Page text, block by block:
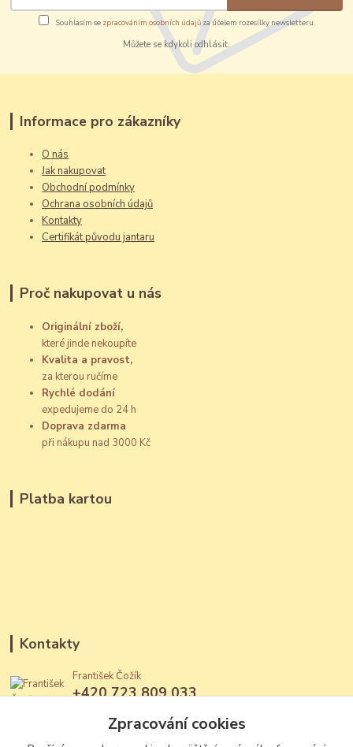
Souhlasím se zpracováním osobních údajůza účelem rozesílky newsletteru.
Můžete se kdykoli odhlásit.
Informace pro zákazníky
O nás
Jak nakupovat
Obchodní podmínky
Ochrana osobních údajů
Kontakty
Certifikát původu jantaru
Proč nakupovat u nás
Originální zboží,
které jinde nekoupíte
Kvalita a pravost,
za kterou ručíme
Rychlé dodání
expedujeme do 24 h
Doprava zdarma
při nákupu nad 3000 Kč
Platba kartou
Kontakty
František Čožík
+420 723 809 033
Zpracování cookies